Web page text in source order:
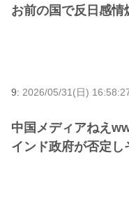
お前の国で反日感情
9: 2026/05/31(日)
中国メディアねえ
インド政府が否定し